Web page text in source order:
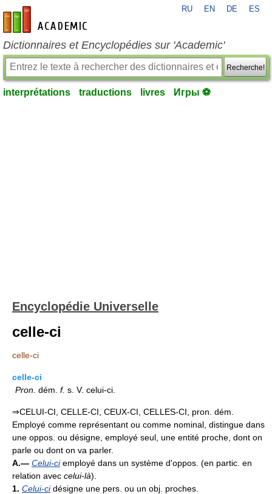
fr-academic.com
RU EN DE ES
Dictionnaires et Encyclopédies sur 'Academic'
Recherche!
interprétations traductions livres Игры ⚽
Encyclopédie Universelle
celle-ci
celle-ci
celle-ci
Pron. dém. f. s. V. celui-ci.
⇒CELUI-CI, CELLE-CI, CEUX-CI, CELLES-CI, pron. dém.
Employé comme représentant ou comme nominal, distingue dans
une oppos. ou désigne, employé seul, une entité proche, dont on
parle ou dont on va parler.
A.— Celui-ciemployé dans un système d'oppos. (en partic. en
relation avec celui-là).
1. Celui-cidésigne une pers. ou un obj. proches.